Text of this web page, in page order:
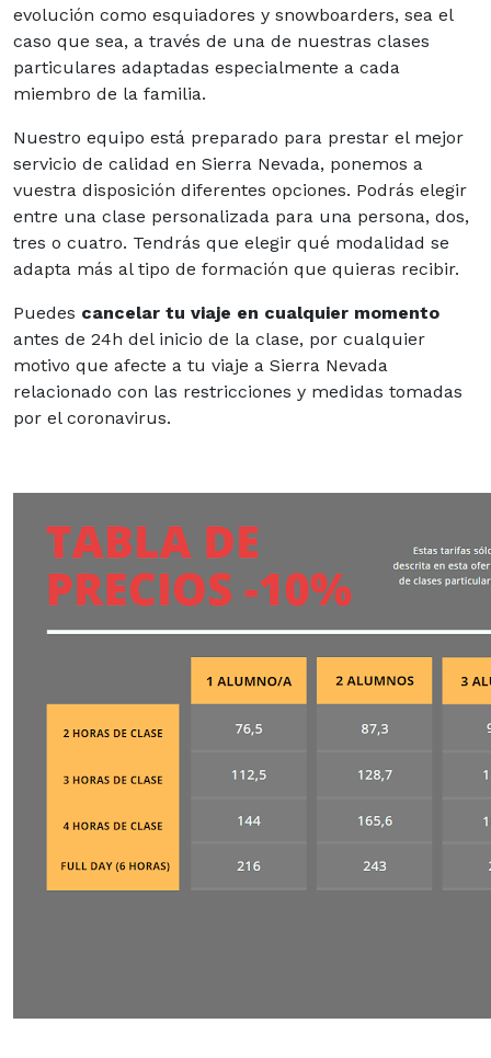
evolución como esquiadores y snowboarders, sea el
caso que sea, a través de una de nuestras clases
particulares adaptadas especialmente a cada
miembro de la familia.
Nuestro equipo está preparado para prestar el mejor
servicio de calidad en Sierra Nevada, ponemos a
vuestra disposición diferentes opciones. Podrás elegir
entre una clase personalizada para una persona, dos,
tres o cuatro. Tendrás que elegir qué modalidad se
adapta más al tipo de formación que quieras recibir.
Puedes cancelar tu viaje en cualquier momento
antes de 24h del inicio de la clase, por cualquier
motivo que afecte a tu viaje a Sierra Nevada
relacionado con las restricciones y medidas tomadas
por el coronavirus.